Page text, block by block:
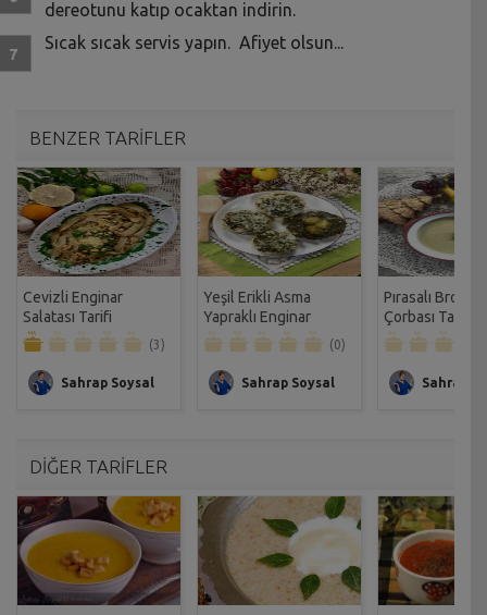
dereotunu katıp ocaktan indirin.
Sıcak sıcak servis yapın. Afiyet olsun...
BENZER TARİFLER
Cevizli Enginar
Salatası Tarifi
(3)
Sahrap Soysal
Yeşil Erikli Asma
Yapraklı Enginar
Dolması Tarifi
(0)
Sahrap Soysal
Pırasalı Brokoli
Çorbası Tarifi
Sahrap
DİĞER TARİFLER